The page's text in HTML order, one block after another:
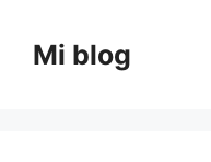
contenido
Mi blog